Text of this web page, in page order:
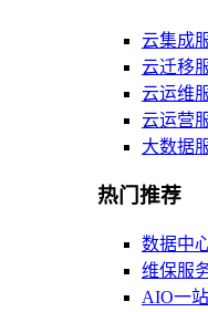
云集成
云迁移
云运维
云运营
大数据
热门推荐
数据中
维保服
AIO一